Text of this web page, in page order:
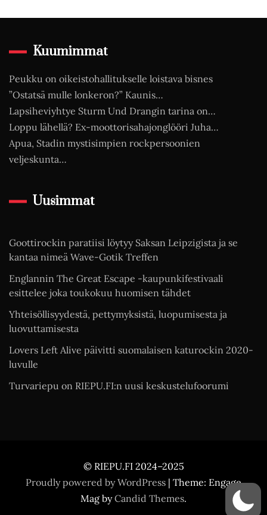
Kuumimmat
Peukku on oikeistohallitukselle loistava bisnes
”Ostatsä mulle lonkeron?” Kaunis…
Lapsiheviyhtye Sturm Und Drangin tarina on…
Loppu lähellä? Ex-moottorisahajonglööri Juha…
Apua, Stadin mystisimpien rockpersoonien
veljeskunta…
Uusimmat
Goottirockin paratiisi löytyy Saksan Leipzigista ja se
kantaa nimeä Wave-Gotik Treffen
Englannin The Great Escape -kaupunkifestivaali
esittelee joka toukokuu huomisen tähdet
Yhteisöllisyydestä, pettymyksistä, luopumisesta ja
luovuttamisesta
Lovers Left Alive päivitti suomalaisen katurockin 2020-
luvulle
Turvariepu on RIEPU.FI:n uusi keskustelufoorumi
© RIEPU.FI 2024–2025
Proudly powered by WordPress | Theme: Engage
Mag byCandid Themes.